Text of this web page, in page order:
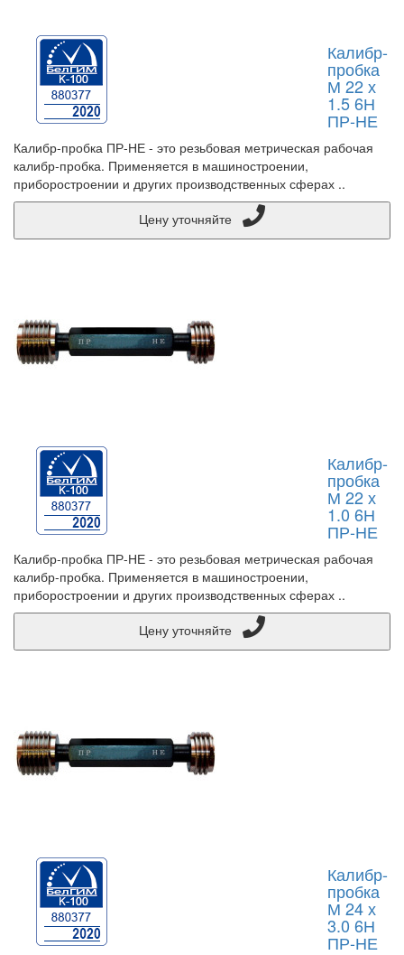
Калибр-
пробка
М 22 х
1.5 6Н
ПР-НЕ
Калибр-пробка ПР-НЕ - это резьбовая метрическая рабочая
калибр-пробка. Применяется в машиностроении,
приборостроении и других производственных сферах ..
Калибр-
пробка
М 22 х
1.0 6Н
ПР-НЕ
Калибр-пробка ПР-НЕ - это резьбовая метрическая рабочая
калибр-пробка. Применяется в машиностроении,
приборостроении и других производственных сферах ..
Калибр-
пробка
М 24 х
3.0 6Н
ПР-НЕ